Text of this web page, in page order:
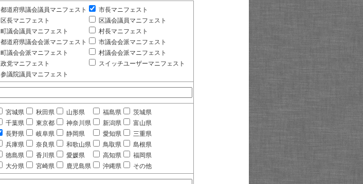
都道府県議会議員マニフェスト
市長マニフェスト
区長マニフェスト
区議会議員マニフェスト
町議会議員マニフェスト
村長マニフェスト
都道府県議会会派マニフェスト
市議会会派マニフェスト
町議会会派マニフェスト
村議会会派マニフェスト
政党マニフェスト
スイッチユーザーマニフェスト
参議院議員マニフェスト
宮城県 秋田県 山形県 福島県
茨城県
千葉県 東京都 神奈川県 新潟県
富山県
長野県 岐阜県 静岡県 愛知県
三重県
兵庫県 奈良県 和歌山県 鳥取県
島根県
徳島県 香川県 愛媛県 高知県
福岡県
大分県 宮崎県 鹿児島県 沖縄県 その他